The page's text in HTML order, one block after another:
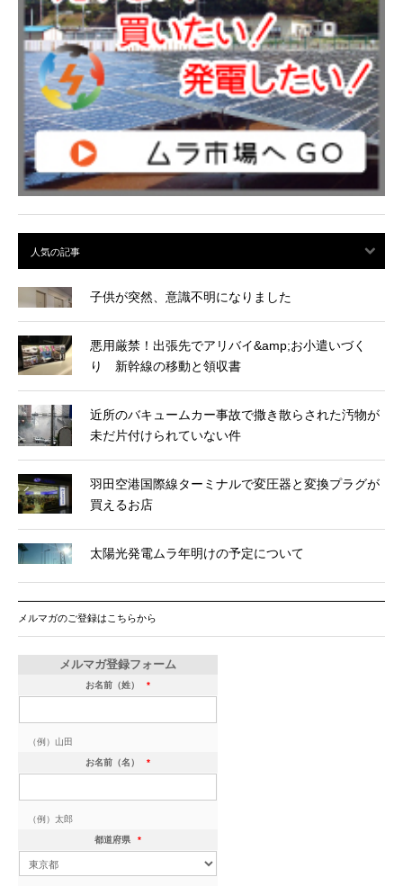
子供が突然、意識不明になりました
悪用厳禁！出張先でアリバイ&amp;お小遣いづく
り 新幹線の移動と領収書
近所のバキュームカー事故で撒き散らされた汚物が
未だ片付けられていない件
羽田空港国際線ターミナルで変圧器と変換プラグが
買えるお店
太陽光発電ムラ年明けの予定について
メルマガのご登録はこちらから
メルマガ登録フォーム
お名前（姓） *
（例）山田
お名前（名） *
（例）太郎
都道府県 *